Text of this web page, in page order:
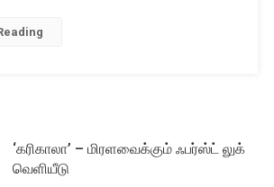
‘கரிகாலா’ – மிரளவைக்கும் ஃபர்ஸ்ட் லுக்
வெளியீடு